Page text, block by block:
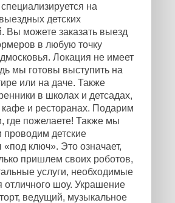
на
детских
Вы можете заказать выезд
в любую точку
Локация не имеет
мы готовы выступить на
или на даче. Также
в школах и детсадах,
и ресторанах. Подарим
где пожелаете! Также мы
проводим детские
ключ». Это означает,
пришлем своих роботов,
услуги, необходимые
отличного шоу. Украшение
ведущий, музыкальное